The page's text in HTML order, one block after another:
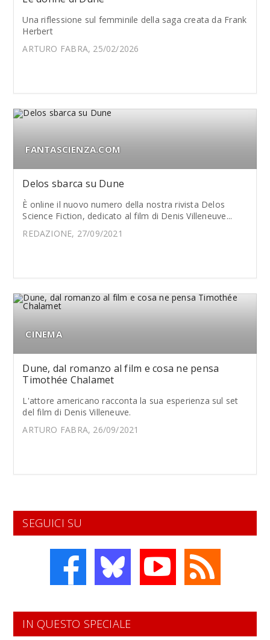
Una riflessione sul femminile della saga creata da Frank
Herbert
ARTURO FABRA, 25/02/2026
FANTASCIENZA.COM
Delos sbarca su Dune
È online il nuovo numero della nostra rivista Delos
Science Fiction, dedicato al film di Denis Villeneuve...
REDAZIONE, 27/09/2021
CINEMA
Dune, dal romanzo al film e cosa ne pensa
Timothée Chalamet
L'attore americano racconta la sua esperienza sul set
del film di Denis Villeneuve.
ARTURO FABRA, 26/09/2021
SEGUICI SU
IN QUESTO SPECIALE